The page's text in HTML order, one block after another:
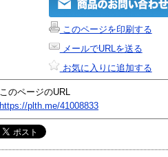
このページを印刷する
メールでURLを送る
お気に入りに追加する
このページのURL
https://plth.me/41008833